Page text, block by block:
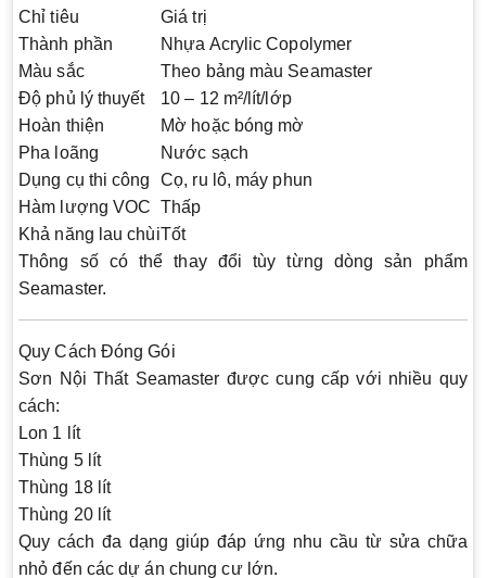
Chỉ tiêu
Giá trị
Thành phần
Nhựa Acrylic Copolymer
Màu sắc
Theo bảng màu Seamaster
Độ phủ lý thuyết
10 – 12 m²/lít/lớp
Hoàn thiện
Mờ hoặc bóng mờ
Pha loãng
Nước sạch
Dụng cụ thi công
Cọ, ru lô, máy phun
Hàm lượng VOC Thấp
Khả năng lau chùiTốt
Thông số có thể thay đổi tùy từng dòng sản phẩm
Seamaster.
Quy Cách Đóng Gói
Sơn Nội Thất Seamaster được cung cấp với nhiều quy
cách:
Lon 1 lít
Thùng 5 lít
Thùng 18 lít
Thùng 20 lít
Quy cách đa dạng giúp đáp ứng nhu cầu từ sửa chữa
nhỏ đến các dự án chung cư lớn.